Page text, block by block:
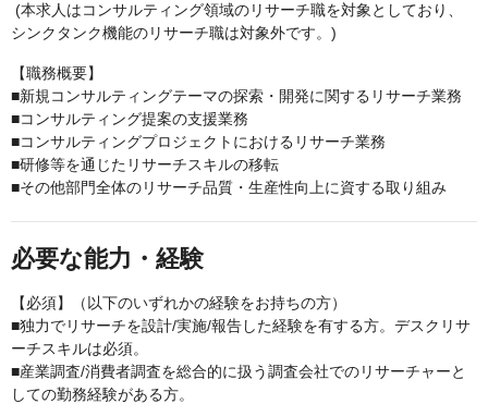
(本求人はコンサルティング領域のリサーチ職を対象としており、
シンクタンク機能のリサーチ職は対象外です。)
【職務概要】
■新規コンサルティングテーマの探索・開発に関するリサーチ業務
■コンサルティング提案の支援業務
■コンサルティングプロジェクトにおけるリサーチ業務
■研修等を通じたリサーチスキルの移転
■その他部門全体のリサーチ品質・生産性向上に資する取り組み
必要な能力・経験
【必須】（以下のいずれかの経験をお持ちの方）
■独力でリサーチを設計/実施/報告した経験を有する方。デスクリサ
ーチスキルは必須。
■産業調査/消費者調査を総合的に扱う調査会社でのリサーチャーと
しての勤務経験がある方。